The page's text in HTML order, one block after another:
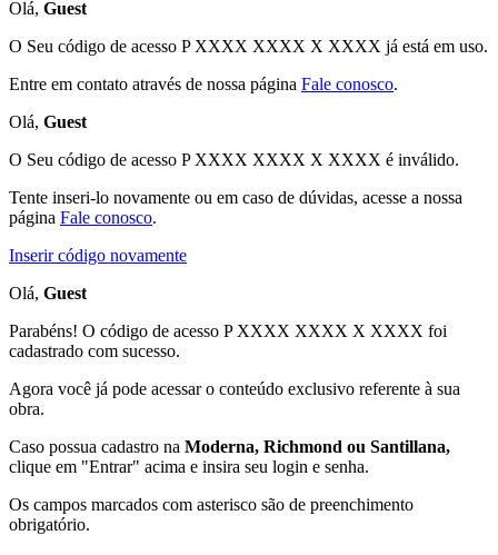
Olá, Guest
O Seu código de acesso P XXXX XXXX X XXXX já está em uso.
Entre em contato através de nossa página Fale conosco.
Olá, Guest
O Seu código de acesso P XXXX XXXX X XXXX é inválido.
Tente inseri-lo novamente ou em caso de dúvidas, acesse a nossa
página Fale conosco.
Inserir código novamente
Olá, Guest
Parabéns! O código de acesso P XXXX XXXX X XXXX foi
cadastrado com sucesso.
Agora você já pode acessar o conteúdo exclusivo referente à sua
obra.
Caso possua cadastro na Moderna, Richmond ou Santillana,
clique em "Entrar" acima e insira seu login e senha.
Os campos marcados com asterisco são de preenchimento
obrigatório.